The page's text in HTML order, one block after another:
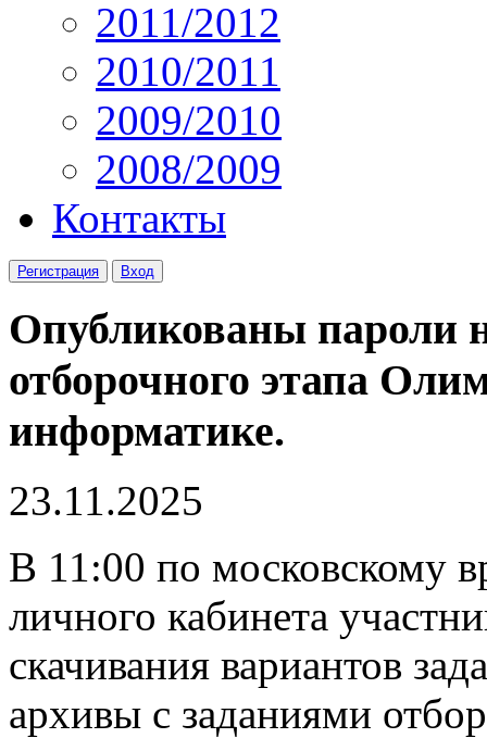
2011/2012
2010/2011
2009/2010
2008/2009
Контакты
Регистрация Вход
Опубликованы пароли
отборочного этапа
информатике.
23.11.2025
В 11:00 по московскому
личного кабинета
скачивания вариантов
архивы с заданиями